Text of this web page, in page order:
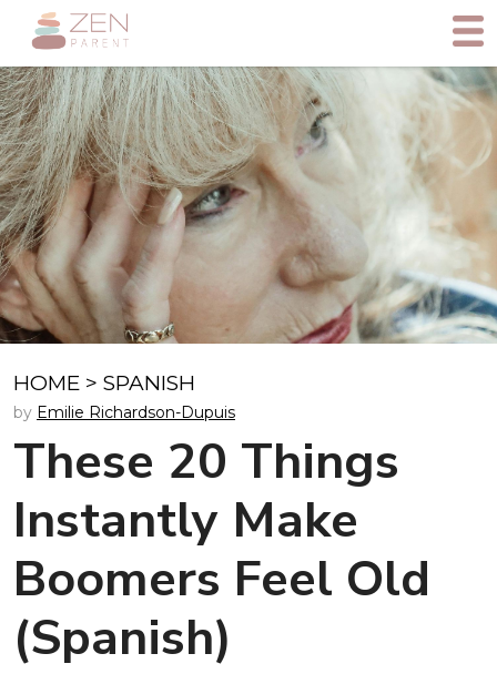
HOME > SPANISH
by Emilie Richardson-Dupuis
These 20 Things
Instantly Make
Boomers Feel Old
(Spanish)